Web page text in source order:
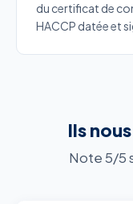
du certificat de
HACCP datée et
Ils
Note 5/5